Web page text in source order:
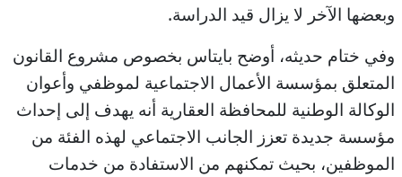
وبعضها الآخر لا يزال قيد الدراسة.
وفي ختام حديثه، أوضح بايتاس بخصوص مشروع القانون
المتعلق بمؤسسة الأعمال الاجتماعية لموظفي وأعوان
الوكالة الوطنية للمحافظة العقارية أنه يهدف إلى إحداث
مؤسسة جديدة تعزز الجانب الاجتماعي لهذه الفئة من
الموظفين، بحيث تمكنهم من الاستفادة من خدمات